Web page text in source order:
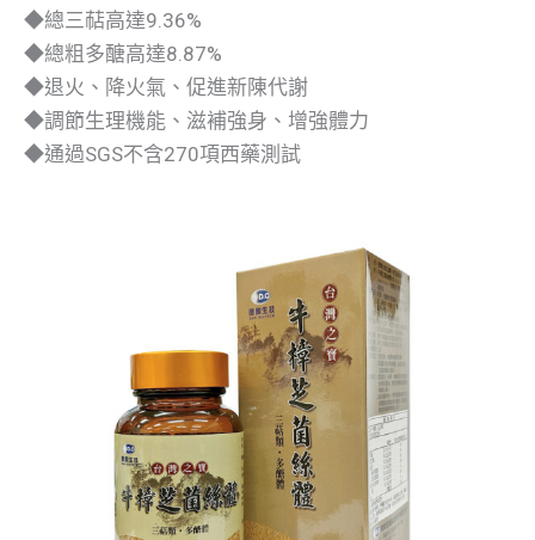
◆總三萜高達9.36%
◆總粗多醣高達8.87%
◆退火、降火氣、促進新陳代謝
◆調節生理機能、滋補強身、增強體力
◆通過SGS不含270項西藥測試